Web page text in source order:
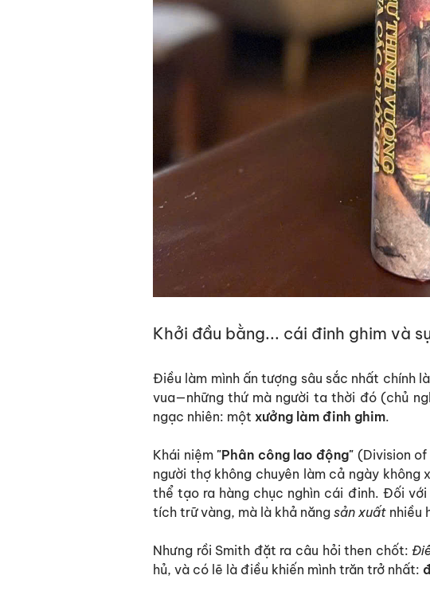
Khởi đầu bằng... cái đinh ghim và
Điều làm mình ấn tượng sâu sắc nhất chính
vua—những thứ mà người ta thời đó (chủ
ngạc nhiên: một xưởng làm đinh ghim.
Khái niệm "Phân công lao động" (Division
người thợ không chuyên làm cả ngày
thể tạo ra hàng chục nghìn cái đinh. Đối với
tích trữ vàng, mà là khả năng sản xuất nhiều
Nhưng rồi Smith đặt ra câu hỏi then chốt:
hủ, và có lẽ là điều khiến mình trăn trở nhất: